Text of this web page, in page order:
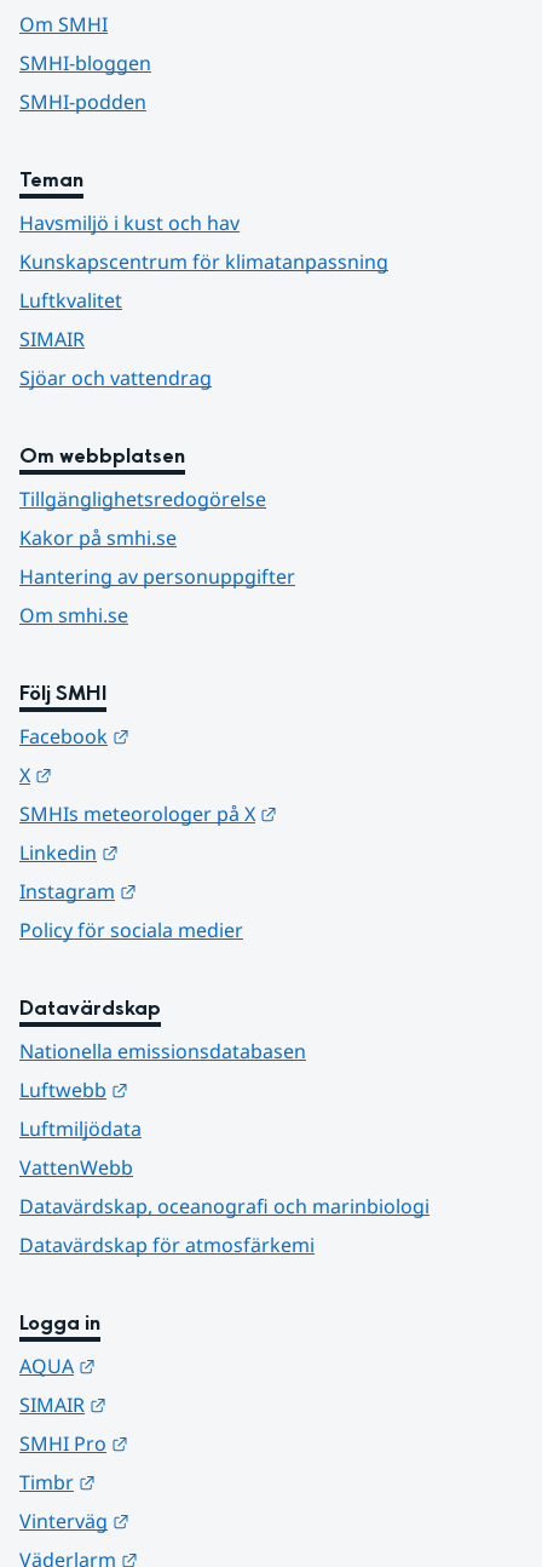
Om SMHI
SMHI-bloggen
SMHI-podden
Teman
Havsmiljö i kust och hav
Kunskapscentrum för klimatanpassning
Luftkvalitet
SIMAIR
Sjöar och vattendrag
Om webbplatsen
Tillgänglighetsredogörelse
Kakor på smhi.se
Hantering av personuppgifter
Om smhi.se
Följ SMHI
Facebook
X
SMHIs meteorologer på X
Linkedin
Instagram
Policy för sociala medier
Datavärdskap
Nationella emissionsdatabasen
Luftwebb
Luftmiljödata
VattenWebb
Datavärdskap, oceanografi och marinbiologi
Datavärdskap för atmosfärkemi
Logga in
AQUA
SIMAIR
SMHI Pro
Timbr
Vinterväg
Väderlarm